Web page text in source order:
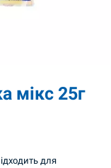
мікс 25г
для